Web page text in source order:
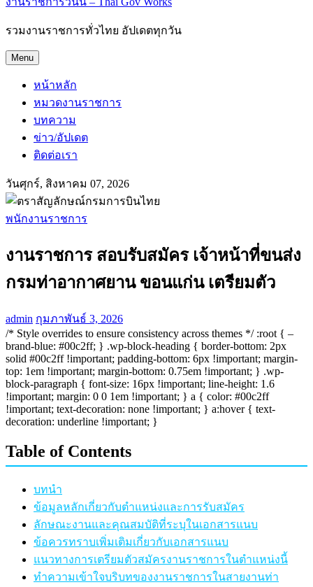
รวมงานราชการทั่วไทย อัปเดตทุกวัน
Menu
หน้าหลัก
หมวดงานราชการ
บทความ
ข่าว/อัปเดต
ติดต่อเรา
วันศุกร์, สิงหาคม 07, 2026
พนักงานราชการ
งานราชการ สอบรับสมัคร เจ้าหน้าที่ขนส่ง
กรมท่าอากาศยาน ขอนแก่น เตรียมตัว
admin กุมภาพันธ์ 3, 2026
/* Style overrides to ensure consistency across themes */ :root { –
brand-blue: #00c2ff; } .wp-block-heading { border-bottom: 2px
solid #00c2ff !important; padding-bottom: 6px !important; margin-
top: 1em !important; margin-bottom: 0.75em !important; } .wp-
block-paragraph { font-size: 16px !important; line-height: 1.6
!important; margin: 0 0 1em !important; } a { color: #00c2ff
!important; text-decoration: none !important; } a:hover { text-
decoration: underline !important; }
Table of Contents
บทนำ
ข้อมูลหลักเกี่ยวกับตำแหน่งและการรับสมัคร
ลักษณะงานและคุณสมบัติที่ระบุในเอกสารแนบ
ข้อควรทราบเพิ่มเติมเกี่ยวกับเอกสารแนบ
แนวทางการเตรียมตัวสมัครงานราชการในตำแหน่งนี้
ทำความเข้าใจบริบทของงานราชการในสายงานท่า